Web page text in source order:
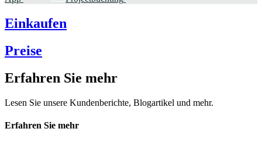
Einkaufen
Preise
Erfahren Sie mehr
Lesen Sie unsere Kundenberichte, Blogartikel und mehr.
Erfahren Sie mehr